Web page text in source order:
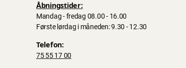
Åbningstider:
Mandag - fredag 08.00 - 16.00
Første lørdag i måneden: 9.30 - 12.30
Telefon:
75 55 17 00